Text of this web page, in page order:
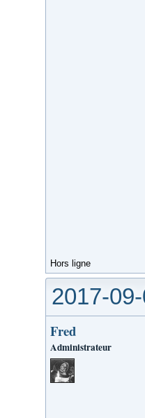
Hors ligne
2017-
Fred
Administrateur